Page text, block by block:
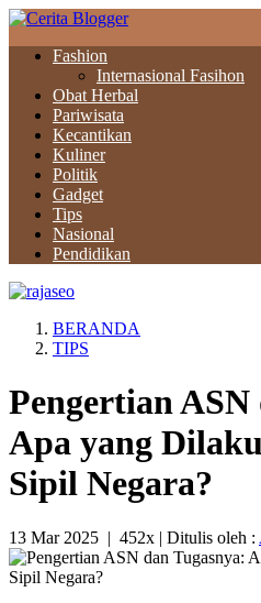
Fashion
Internasional Fasihon
Obat Herbal
Pariwisata
Kecantikan
Kuliner
Politik
Gadget
Tips
Nasional
Pendidikan
BERANDA
TIPS
Pengertian ASN
Apa yang
Sipil Negara?
13 Mar 2025 | 452x | Ditulis oleh :